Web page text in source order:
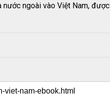
ngoài vào Việt Nam,